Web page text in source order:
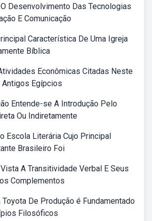
Desenvolvimento Das Tecnologias
E Comunicação
Característica De Uma Igreja
Bíblica
Econômicas Citadas Neste
Egípcios
Entende-se A Introdução Pelo
Ou Indiretamente
Escola Literária Cujo Principal
Brasileiro Foi
A Transitividade Verbal E Seus
Complementos
De Produção é Fundamentado
Filosóficos